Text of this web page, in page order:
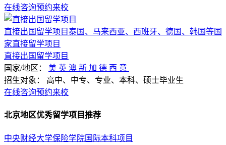
在线咨询预约来校
直接出国留学项目泰国、马来西亚、西班牙、德国、韩国等国
家直接留学项目
直接出国留学项目
国家/地区： 美 英 澳 新 加 德 西 意
招生对象： 高中、中专、专业、本科、硕士毕业生
在线咨询预约来校
北京地区优秀留学项目推荐
中央财经大学保险学院国际本科项目